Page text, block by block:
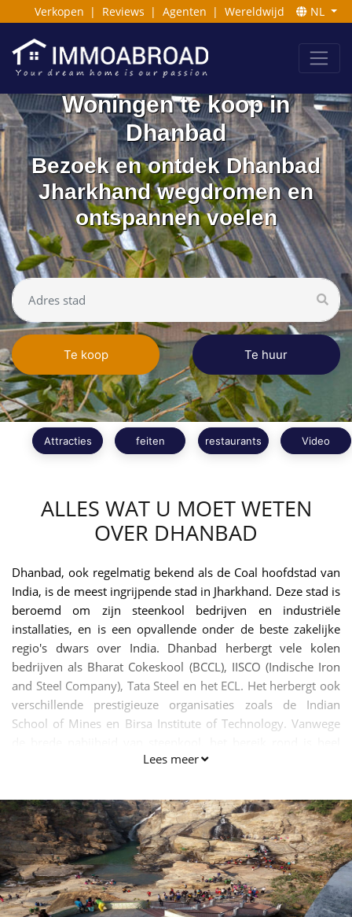
Verkopen | Reviews | Agenten | Wereldwijd NL
Woningen te koop in
Dhanbad
Bezoek en ontdek Dhanbad
Jharkhand wegdromen en
ontspannen voelen
Te koop Te huur
Attracties feiten restaurants Video
ALLES WAT U MOET WETEN
OVER DHANBAD
Dhanbad, ook regelmatig bekend als de Coal hoofdstad van
India, is de meest ingrijpende stad in Jharkhand. Deze stad is
beroemd om zijn steenkool bedrijven en industriële
installaties, en is een opvallende onder de beste zakelijke
regio's dwars over India. Dhanbad herbergt vele kolen
bedrijven als Bharat Cokeskool (BCCL), IISCO (Indische Iron
and Steel Company), Tata Steel en het ECL. Het herbergt ook
verschillende prestigieuze organisaties zoals de Indian
School of Mines en Birsa Institute of Technology. Vanwege
weinig geschikt voor landbouw. Vervolgens heeft de
cultiveren) en zijdeteelt (zijde generatie) voor hun beroep.
Deze stad is een vlekkeloze verbinding van natuur en
innovatie. Terwijl van de ene gezichtspunt de enorme kolen
bedrijven schok voor je, aan de andere kant, de rijke scène
herstelt uw geest.
Lees meer